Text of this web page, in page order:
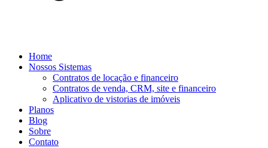
Home
Nossos Sistemas
Contratos de locação e financeiro
Contratos de venda, CRM, site e financeiro
Aplicativo de vistorias de imóveis
Planos
Blog
Sobre
Contato